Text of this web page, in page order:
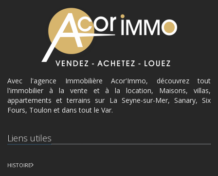
Avec l'agence Immobilière Acor'Immo, découvrez tout
l'immobilier à la vente et à la location, Maisons, villas,
appartements et terrains sur La Seyne-sur-Mer, Sanary, Six
Fours, Toulon et dans tout le Var.
Liens utiles
HISTOIRE